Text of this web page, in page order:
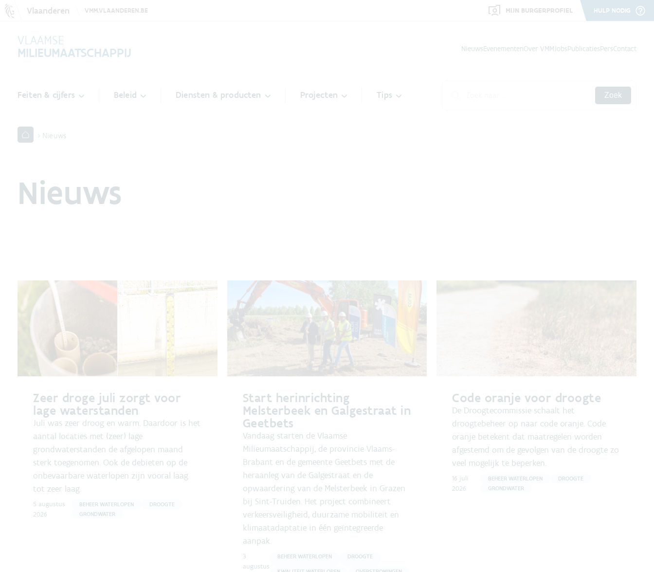
Vlaanderen VMM.VLAANDEREN.BE MIJN BURGERPROFIEL HULP NODIG
VLAAMSE
MILIEUMAATSCHAPPIJ
NieuwsEvenementenOver VMMJobsPublicatiesPersContact
Feiten & cijfers Beleid Diensten & producten Projecten Tips Zoek
Nieuws
Nieuws
Zeer droge juli zorgt voor
lage waterstanden
Juli was zeer droog en warm. Daardoor is het
aantal locaties met (zeer) lage
grondwaterstanden de afgelopen maand
sterk toegenomen. Ook de debieten op de
onbevaarbare waterlopen zijn vooral laag
tot zeer laag.
5 augustus
2026
BEHEER WATERLOPEN
DROOGTE
GRONDWATER
Start herinrichting
Melsterbeek en Galgestraat in
Geetbets
Vandaag​ starten de Vlaamse
Milieumaatschappij, de provincie Vlaams-
Brabant en de gemeente Geetbets met de
heraanleg van de Galgestraat en de
opwaardering van de Melsterbeek in Grazen
bij Sint-Truiden. Het project combineert
verkeersveiligheid, duurzame mobiliteit en
klimaatadaptatie in één geïntegreerde
aanpak.
3
augustus
BEHEER WATERLOPEN DROOGTE
Code oranje voor droogte
De Droogtecommissie schaalt het
droogtebeheer op naar code oranje. Code
oranje betekent dat maatregelen worden
afgestemd om de gevolgen van de droogte zo
veel mogelijk te beperken.
16 juli
2026
BEHEER WATERLOPEN
DROOGTE
GRONDWATER